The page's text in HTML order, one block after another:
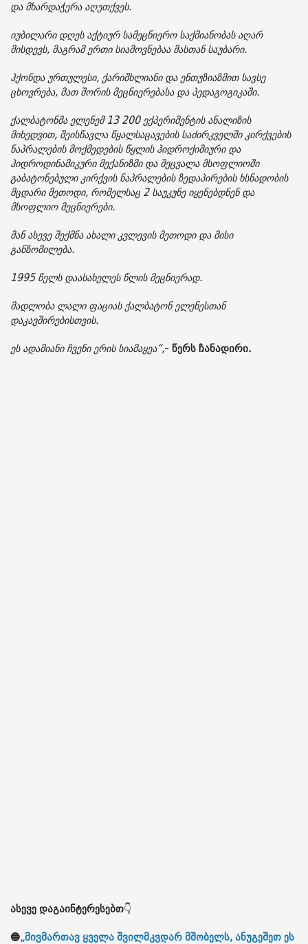
და მხარდაჭერა აღუთქვეს.
იუბილარი დღეს აქტიურ სამეცნიერო საქმიანობას აღარ
მისდევს, მაგრამ ერთი სიამოვნებაა მასთან საუბარი.
ჰქონდა ურთულესი, ქარიშხლიანი და ენთუზიაზმით სავსე
ცხოვრება, მათ შორის მეცნიერებასა და პედაგოგიკაში.
ქალბატონმა ელენემ 13 200 ექპერიმენტის ანალიზის
მიხედვით, შეისწავლა წყალსაცავების საძირკველში კირქვების
ნაპრალების მოქმედების წყლის ჰიდროქიმიური და
ჰიდროდინამიკური მექანიზმი და შეცვალა მსოფლიოში
გაბატონებული კირქვის ნაპრალების ზედაპირების ხსნადობის
მცდარი მეთოდი, რომელსაც 2 საუკუნე იყენებდნენ და
მსოფლიო მეცნიერები.
მან ასევე შექმნა ახალი კვლევის მეთოდი და მისი
განზომილება.
1995 წელს დაასახელეს წლის მეცნიერად.
მადლობა ლალი ფაციას ქალბატონ ელენესთან
დაკავშირებისთვის.
ეს ადამიანი ჩვენი ერის სიამაყეა“,- წერს ჩანადირი.
ასევე დაგაინტერესებთ👇
🔵„მივმართავ ყველა შვილმკვდარ მშობელს, ანუგეშეთ ეს